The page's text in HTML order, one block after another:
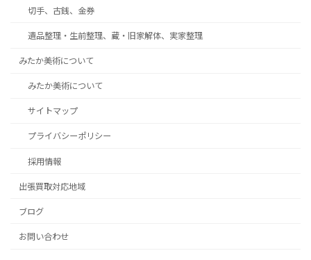
切手、古銭、金券
遺品整理・生前整理、蔵・旧家解体、実家整理
みたか美術について
みたか美術について
サイトマップ
プライバシーポリシー
採用情報
出張買取対応地域
ブログ
お問い合わせ